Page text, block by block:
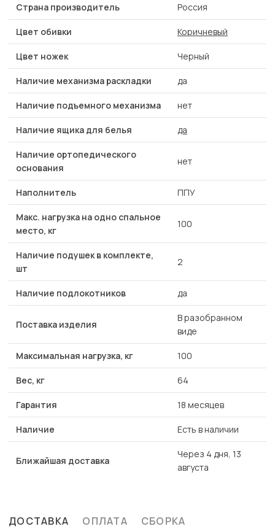
Страна производитель Россия
Цвет обивки Коричневый
Цвет ножек Черный
Наличие механизма раскладки да
Наличие подъемного механизма нет
Наличие ящика для белья да
Наличие ортопедического
основания
нет
Наполнитель ППУ
Макс. нагрузка на одно спальное
место, кг
100
Наличие подушек в комплекте,
шт
2
Наличие подлокотников да
Поставка изделия
В разобранном
виде
Максимальная нагрузка, кг 100
Вес, кг 64
Гарантия 18 месяцев
Наличие Есть в наличии
Ближайшая доставка
Через 4 дня, 13
августа
ДОСТАВКА ОПЛАТА СБОРКА